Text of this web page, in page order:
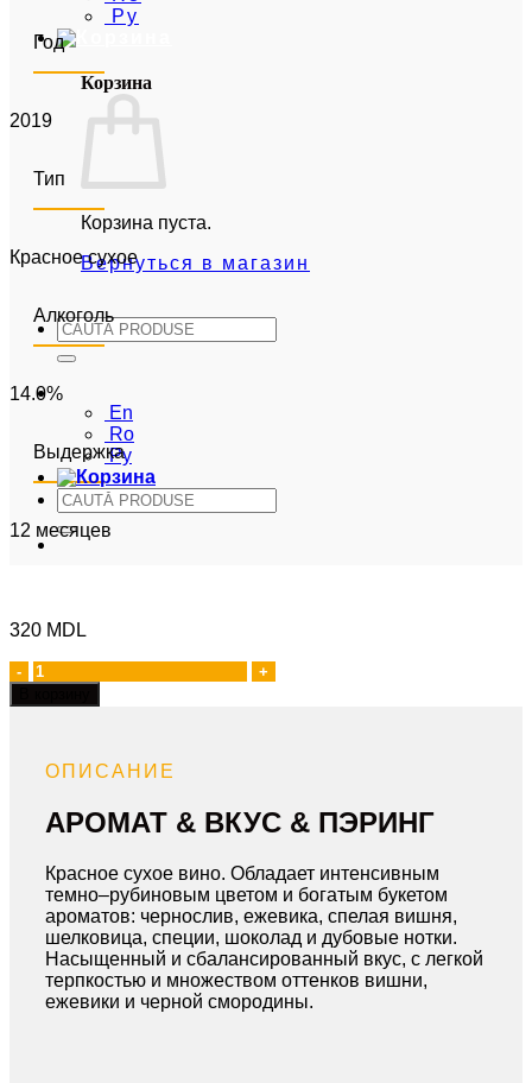
Ру
Корзина
Корзина пуста.
Вернуться в магазин
Искать:
Ру
En
Ro
Ру
Искать:
Год
2019
Тип
Красное сухое
Алкоголь
14.0%
Выдержка
12 месяцев
320 MDL
Количество
товара
Saperavi
ОПИСАНИЕ
АРОМАТ & ВКУС & ПЭРИНГ
Красное сухое вино. Обладает интенсивным
темно–рубиновым цветом и богатым букетом
ароматов: чернослив, ежевика, спелая вишня,
шелковица, специи, шоколад и дубовые нотки.
Насыщенный и сбалансированный вкус, с легкой
терпкостью и множеством оттенков вишни,
ежевики и черной смородины.